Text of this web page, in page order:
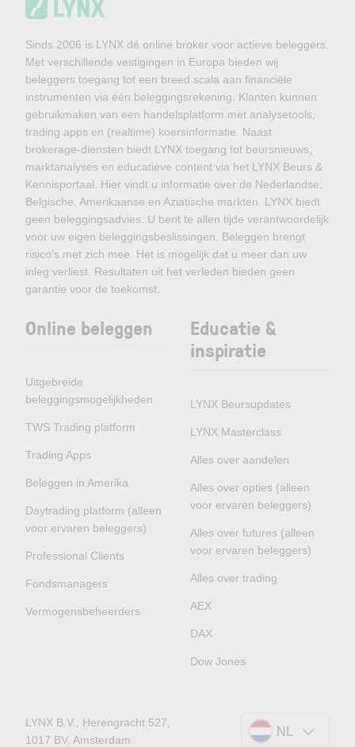
Sinds 2006 is LYNX dé online broker voor actieve beleggers.
Met verschillende vestigingen in Europa bieden wij
beleggers toegang tot een breed scala aan financiële
instrumenten via één beleggingsrekening. Klanten kunnen
gebruikmaken van een handelsplatform met analysetools,
trading apps en (realtime) koersinformatie. Naast
brokerage-diensten biedt LYNX toegang tot beursnieuws,
marktanalyses en educatieve content via het LYNX Beurs &
Kennisportaal. Hier vindt u informatie over de Nederlandse,
Belgische, Amerikaanse en Aziatische markten. LYNX biedt
geen beleggingsadvies. U bent te allen tijde verantwoordelijk
voor uw eigen beleggingsbeslissingen. Beleggen brengt
risico’s met zich mee. Het is mogelijk dat u meer dan uw
inleg verliest. Resultaten uit het verleden bieden geen
garantie voor de toekomst.
Online beleggen
Uitgebreide
beleggingsmogelijkheden
TWS Trading platform
Trading Apps
Beleggen in Amerika
Daytrading platform (alleen
voor ervaren beleggers)
Professional Clients
Fondsmanagers
Vermogensbeheerders
Educatie &
inspiratie
LYNX Beursupdates
LYNX Masterclass
Alles over aandelen
Alles over opties (alleen
voor ervaren beleggers)
Alles over futures (alleen
voor ervaren beleggers)
Alles over trading
AEX
DAX
Dow Jones
LYNX B.V., Herengracht 527,
1017 BV, Amsterdam
NL